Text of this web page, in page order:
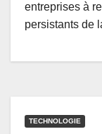
entreprises à
persistants de
TECHNOLOGIE